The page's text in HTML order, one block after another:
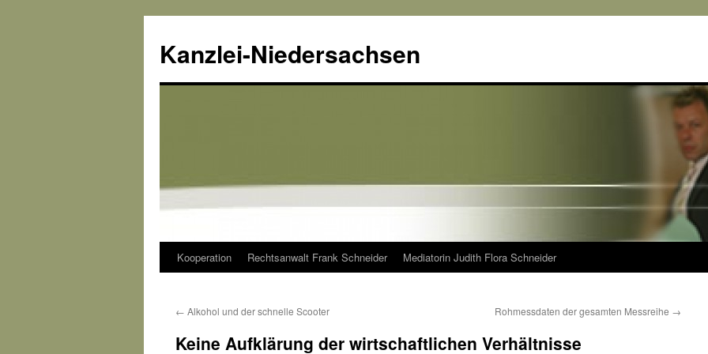
Kanzlei-Niedersachsen
Zum
springen
Kooperation Rechtsanwalt Frank Schneider Mediatorin Judith Flora Schneider
← Alkohol und der schnelle Scooter Rohmessdaten der gesamten Messreihe →
Keine Aufklärung der wirtschaftlichen Verhältnisse